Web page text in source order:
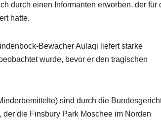
durch einen Informanten erworben, der für
hatte.
Bewacher Aulaqi liefert starke
wurde, bevor er den tragischen
sind durch die
die Finsbury Park Moschee im Norden